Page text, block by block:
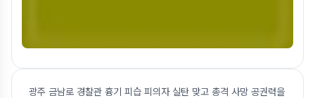
광주 금남로 경찰관 흉기 피습 피의자 실탄 맞고 총격 사망 공권력을